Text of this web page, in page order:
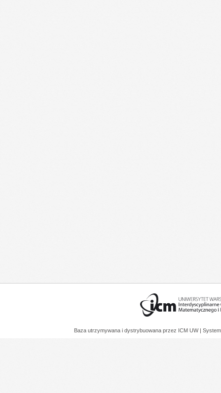
Baza utrzymywana i dystrybuowana przez ICM UW |